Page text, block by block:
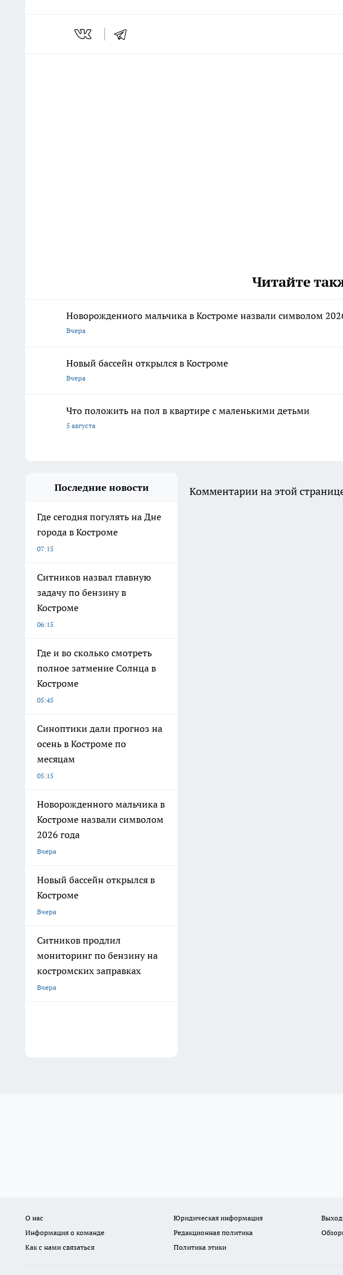
Читайте
Новорожденного мальчика в Костроме назвали символом
Вчера
Новый бассейн открылся в Костроме
Вчера
Что положить на пол в квартире с маленькими детьми
5 августа
Последние новости
Где сегодня погулять на Дне
города в Костроме
07:15
Ситников назвал главную
задачу по бензину в
Костроме
06:15
Где и во сколько смотреть
полное затмение Солнца в
Костроме
05:45
Синоптики дали прогноз на
осень в Костроме по
месяцам
05:15
Новорожденного мальчика в
Костроме назвали символом
2026 года
Вчера
Новый бассейн открылся в
Костроме
Вчера
Ситников продлил
мониторинг по бензину на
костромских заправках
Вчера
Комментарии на этой
О нас Юридическая информация
Информация о команде
Редакционная политика
Как с нами связаться
Политика этики